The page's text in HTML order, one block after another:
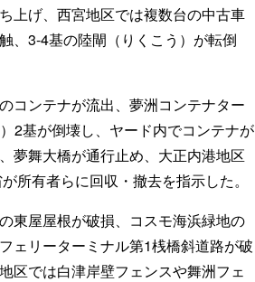
上げ、西宮地区では複数台の中古車
、3-4基の陸閘（りくこう）が転倒
コンテナが流出、夢洲コンテナター
2基が倒壊し、ヤード内でコンテナが
夢舞大橋が通行止め、大正内港地区
所有者らに回収・撤去を指示した。
東屋屋根が破損、コスモ海浜緑地の
ェリーターミナル第1桟橋斜道路が破
区では白津岸壁フェンスや舞洲フェ